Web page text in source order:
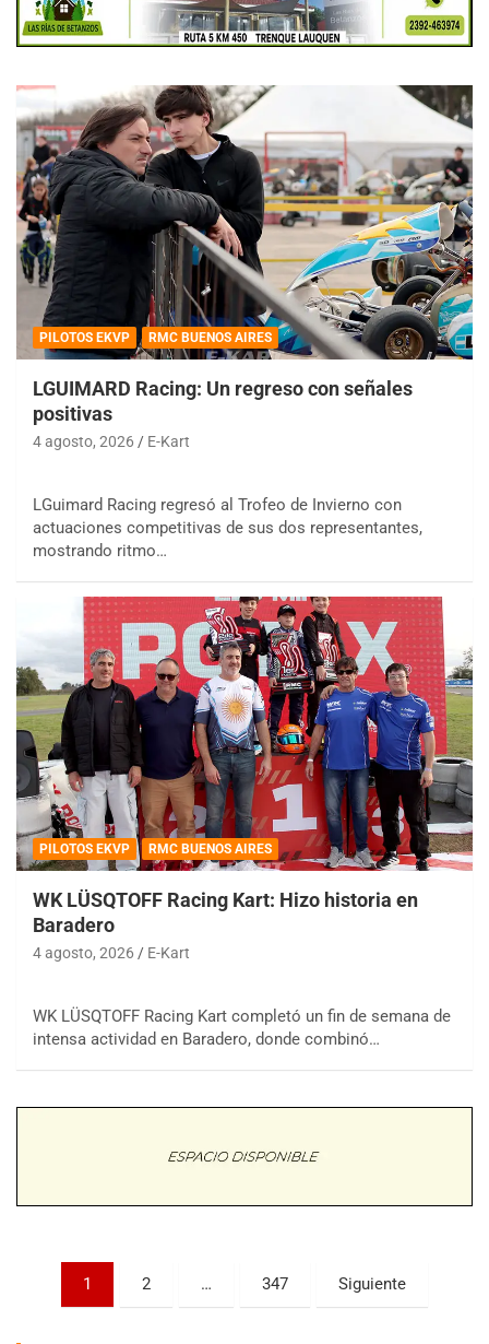
PILOTOS EKVP RMC BUENOS AIRES
LGUIMARD Racing: Un regreso con señales
positivas
4 agosto, 2026 E-Kart
LGuimard Racing regresó al Trofeo de Invierno con
actuaciones competitivas de sus dos representantes,
mostrando ritmo…
PILOTOS EKVP RMC BUENOS AIRES
WK LÜSQTOFF Racing Kart: Hizo historia en
Baradero
4 agosto, 2026 E-Kart
WK LÜSQTOFF Racing Kart completó un fin de semana de
intensa actividad en Baradero, donde combinó…
Paginación
1 2 … 347 Siguiente
COBERTURA ESPECIAL DE E-KART.COM.AR
08/09-AGO
Ramiro Tot (Asfalto)
Trenque Lauquen (Buenos Aires)
Villaguay (Entre Ríos)